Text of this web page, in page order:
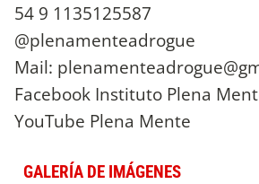
54 9 1135125587
@plenamenteadrogue
Mail:
Facebook Instituto Plena
YouTube Plena Mente
GALERÍA DE IMÁGENES